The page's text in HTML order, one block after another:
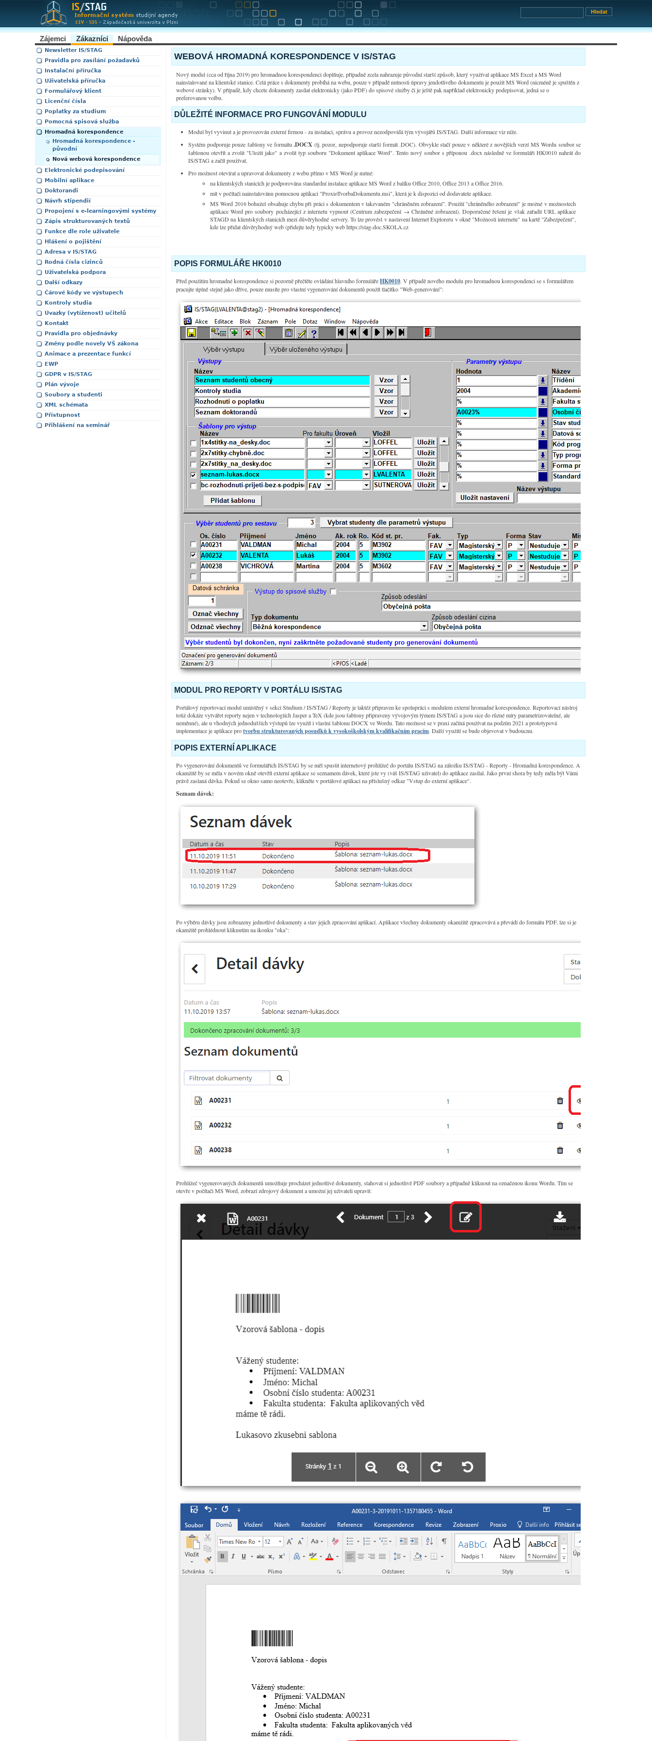
Zájemci Zákazníci Nápověda
Newsletter IS/STAG
Pravidla pro zasílání požadavků
Instalační příručka
Uživatelská příručka
Formulářový klient
Licenční čísla
Poplatky za studium
Pomocná spisová služba
Hromadná korespondence
Hromadná korespondence -
původní
Nová webová korespondence
Elektronické podepisování
Mobilní aplikace
Doktorandi
Návrh stipendií
Propojení s e-learningovými systémy
Zápis strukturovaných textů
Funkce dle role uživatele
Hlášení o pojištění
Adresa v IS/STAG
Rodná čísla cizinců
Uživatelská podpora
Další odkazy
Čárové kódy ve výstupech
Kontroly studia
Úvazky (vytíženost) učitelů
Kontakt
Pravidla pro objednávky
Změny podle novely VŠ zákona
Animace a prezentace funkcí
EWP
GDPR v IS/STAG
Plán vývoje
Soubory a studenti
XML schémata
Přístupnost
Přihlášení na seminář
WEBOVÁ HROMADNÁ KORESPONDENCE V IS/STAG
Nový modul (cca od října 2019) pro hromadnou korespondenci doplňuje, případně zcela nahrazuje původní starší způsob, který využíval aplikace MS Excel a MS Word
nainstalované na klientské stanice. Celá práce s dokumenty probíhá na webu, pouze v případě nutnosti úpravy jendotlivého dokumentu je použit MS Word (nicméně je spuštěn z
webové stránky). V případě, kdy chcete dokumenty zasílat elektronicky (jako PDF) do spisové služby či je ještě pak například elektronicky podepisovat, jedná se o
preferovanou volbu.
DŮLEŽITÉ INFORMACE PRO FUNGOVÁNÍ MODULU
Modul byl vyvinut a je provozován externí firmou - za instalaci, správu a provoz nezodpovídá tým vývojářů IS/STAG. Další informace viz níže.
Systém podporuje pouze šablony ve formátu .DOCX (tj. pozor, nepodporuje starší formát .DOC). Obvykle stačí pouze v některé z novějších verzí MS Wordu soubor se
šablonou otevřít a zvolit "Uložit jako" a zvolit typ souboru "Dokument aplikace Word". Tento nový soubor s příponou .docx následně ve formuláři HK0010 nahrát do
IS/STAG a začít používat.
Pro možnost otevírat a upravovat dokumenty z webu přímo v MS Word je nutné:
na klientských stanicích je podporována standardní instalace aplikace MS Word z balíku Office 2010, Office 2013 a Office 2016.
mít v počítači nainstalovánu pomocnou aplikaci "ProxioTvorbaDokumentu.msi", která je k dispozici od dodavatele aplikace.
MS Word 2016 bohužel obsahuje chybu při práci s dokumentem v takzvaném "chráněném zobrazení". Použití "chráněného zobrazení" je možné v možnostech
aplikace Word pro soubory pocházející z internetu vypnout (Centrum zabezpečení → Chráněné zobrazení). Doporučené řešení je však zařadit URL aplikace
STAGD na klientských stanicích mezi důvěryhodné servery. To lze provést v nastavení Internet Exploreru v okně "Možnosti internetu" na kartě "Zabezpečení",
kde lze přidat důvěryhodný web (přidejte tedy typicky web https://stag-doc.SKOLA.cz
POPIS FORMULÁŘE HK0010
Před použitím hromadné korespondence si pozorně přečtěte ovládání hlavního formulářeHK0010. V případě nového modulu pro hromadnou korespondenci se s formulářem
pracujte úplně stejně jako dříve, pouze musíte pro vlastní vygenerování dokumentů použít tlačítko "Web-generování":
MODUL PRO REPORTY V PORTÁLU IS/STAG
Portálový reportovací modul umístěný v sekci Studium / IS/STAG / Reporty je taktéž připraven ke spolupráci s modulem externí hromadné korespondence. Reportovací nástroj
totiž dokáže vytvářet reporty nejen v technologiích Jasper a TeX (kde jsou šablony připraveny vývojovým týmem IS/STAG a jsou sice do různé míry parametrizovatelné, ale
neměnné), ale u vhodných jednodušších výstupů lze využít i vlastní šablonu DOCX ve Wordu. Tato možnost se v praxi začíná používat na podzím 2021 a prototypová
implementace je aplikace protvorbu strukturovaných posudků k vysokoškolským kvalifikačním pracím. Další využití se bude objevovat v budoucnu.
POPIS EXTERNÍ APLIKACE
Po vygenerování dokumentů ve formulářích IS/STAG by se měl spustit internetový prohlížeč do portálu IS/STAG na záložku IS/STAG - Reporty - Hromadná korespondence. A
okamžitě by se měla v novém okně otevřít externí aplikace se seznamem dávek, které jste vy (váš IS/STAG uživatel) do aplikace zasílal. Jako první shora by tedy měla být Vámi
právě zaslaná dávka. Pokud se okno samo neotevře, klikněte v portálové aplikaci na příslušný odkaz "Vstup do externí aplikace".
Seznam dávek:
Po výběru dávky jsou zobrazeny jednotlivé dokumenty a stav jejich zpracování aplikací. Aplikace všechny dokumenty okamžitě zpracovává a převádí do formátu PDF, lze si je
okamžitě prohlédnout kliknutím na ikonku "oka":
Prohlížeč vygenerovaných dokumentů umožňuje procházet jednotlivé dokumenty, stahovat si jednotlivě PDF soubory a případně kliknout na označenou ikonu Wordu. Tím se
otevře v počítači MS Word, zobrazí zdrojový dokument a umožní jej uživateli upravit: